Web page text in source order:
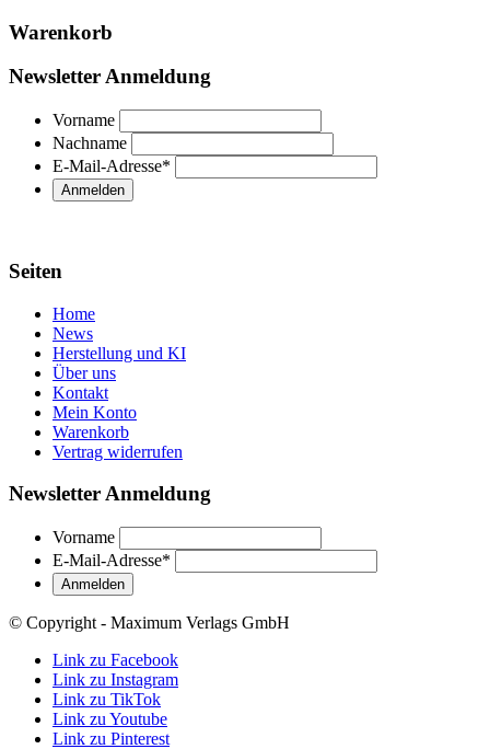
Warenkorb
Newsletter Anmeldung
Vorname
Nachname
E-Mail-Adresse*
Seiten
Home
News
Herstellung und KI
Über uns
Kontakt
Mein Konto
Warenkorb
Vertrag widerrufen
Newsletter Anmeldung
Vorname
E-Mail-Adresse*
© Copyright - Maximum Verlags GmbH
Link zu Facebook
Link zu Instagram
Link zu TikTok
Link zu Youtube
Link zu Pinterest